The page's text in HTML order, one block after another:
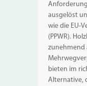
ausgelöst
wie die EU-
(PPWR).
zunehmend
bieten im
Alternative,